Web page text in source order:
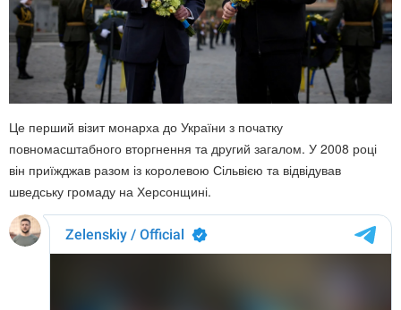
Це перший візит монарха до України з початку
повномасштабного вторгнення та другий загалом. У 2008 році
він приїжджав разом із королевою Сільвією та відвідував
шведську громаду на Херсонщині.